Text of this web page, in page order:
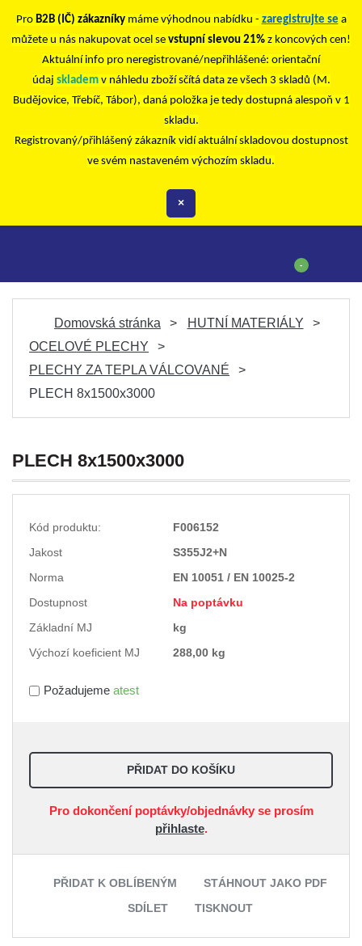
Pro B2B (IČ) zákazníkymáme výhodnou nabídku - zaregistrujte se a
můžete u nás nakupovat ocel se vstupní slevou 21% z koncových cen!
Aktuální info pro neregistrované/nepřihlášené: orientační
údaj skladem v náhledu zboží sčítá data ze všech 3 skladů (M.
Budějovice, Třebíč, Tábor), daná položka je tedy dostupná alespoň v 1
skladu.
Registrovaný/přihlášený zákazník vidí aktuální skladovou dostupnost
ve svém nastaveném výchozím skladu.
×
-
Domovská stránka
HUTNÍ MATERIÁLY
OCELOVÉ PLECHY
PLECHY ZA TEPLA VÁLCOVANÉ
PLECH 8x1500x3000
PLECH 8x1500x3000
Kód produktu:
F006152
Jakost
S355J2+N
Norma
EN 10051 / EN 10025-2
Dostupnost
Na poptávku
Základní MJ
kg
Výchozí koeficient MJ
288,00 kg
Požadujeme atest
PŘIDAT DO KOŠÍKU
Pro dokončení poptávky/objednávky se prosím
přihlaste.
PŘIDAT K OBLÍBENÝM
STÁHNOUT JAKO PDF
SDÍLET
TISKNOUT